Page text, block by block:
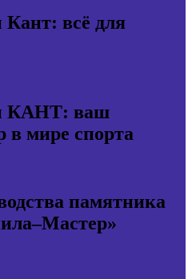
Кант: всё для
КАНТ: ваш
в мире спорта
памятника